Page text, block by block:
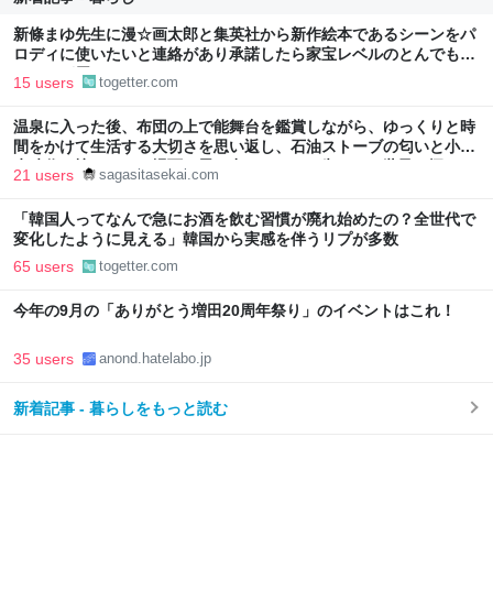
新條まゆ先生に漫☆画太郎と集英社から新作絵本であるシーンをパ
ロディに使いたいと連絡があり承諾したら家宝レベルのとんでもな
いものが届いた
15 users togetter.com
温泉に入った後、布団の上で能舞台を鑑賞しながら、ゆっくりと時
間をかけて生活する大切さを思い返し、石油ストーブの匂いと小学
生時代の懐かしい一場面を思い出したこと - 失われた世界を探して
21 users sagasitasekai.com
「韓国人ってなんで急にお酒を飲む習慣が廃れ始めたの？全世代で
変化したように見える」韓国から実感を伴うリプが多数
65 users togetter.com
今年の9月の「ありがとう増田20周年祭り」のイベントはこれ！
35 users anond.hatelabo.jp
新着記事 - 暮らしをもっと読む